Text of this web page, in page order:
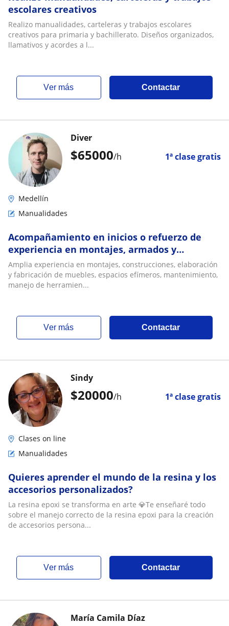
escolares creativos
Realizo manualidades, carteleras y trabajos escolares
creativos para primaria y bachillerato. Diseños organizados,
llamativos y acordes a l...
ver más Contactar
$65000/h 1ª clase gratis
Diver
Medellín
Manualidades
Acompañamiento en inicios o refuerzo de
experiencia en montajes, armados y
restauración de muebles en madera o
material asociado
Amplia experiencia en montajes, construcciones, elaboración
y fabricación de muebles, espacios efímeros, mantenimiento,
manejo de herramien...
ver más Contactar
$20000/h 1ª clase gratis
Sindy
Clases on line
Manualidades
Quieres aprender el mundo de la resina y los
accesorios personalizados?
La resina epoxi se transforma en arte 💎Te enseñaré todo
sobre el manejo correcto de la resina epoxi para la creación
de accesorios persona...
ver más Contactar
María Camila Díaz